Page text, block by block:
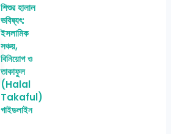
শিশুর হালাল
ভবিষ্যৎ:
ইসলামিক
সঞ্চয়,
বিনিয়োগ ও
তাকাফুল
(Halal
Takaful)
গাইডলাইন